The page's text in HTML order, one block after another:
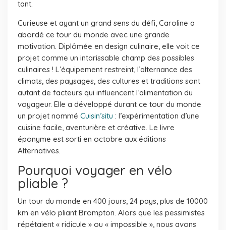
tant.
Curieuse et ayant un grand sens du défi, Caroline a
abordé ce tour du monde avec une grande
motivation. Diplômée en design culinaire, elle voit ce
projet comme un intarissable champ des possibles
culinaires ! L’équipement restreint, l’alternance des
climats, des paysages, des cultures et traditions sont
autant de facteurs qui influencent l’alimentation du
voyageur. Elle a développé durant ce tour du monde
un projet nommé Cuisin’situ : l’expérimentation d’une
cuisine facile, aventurière et créative. Le livre
éponyme est sorti en octobre aux éditions
Alternatives.
Pourquoi voyager en vélo
pliable ?
Un tour du monde en 400 jours, 24 pays, plus de 10000
km en vélo pliant Brompton. Alors que les pessimistes
répétaient « ridicule » ou « impossible », nous avons